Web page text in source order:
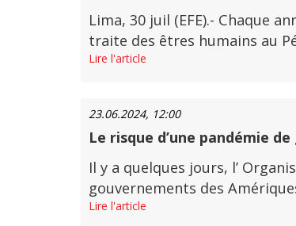
Lima, 30 juil (EFE).- Chaque
traite des êtres humains au
Lire l'article
23.06.2024, 12:00
Le risque d’une pandémie
Il y a quelques jours, l’
gouvernements des
Lire l'article